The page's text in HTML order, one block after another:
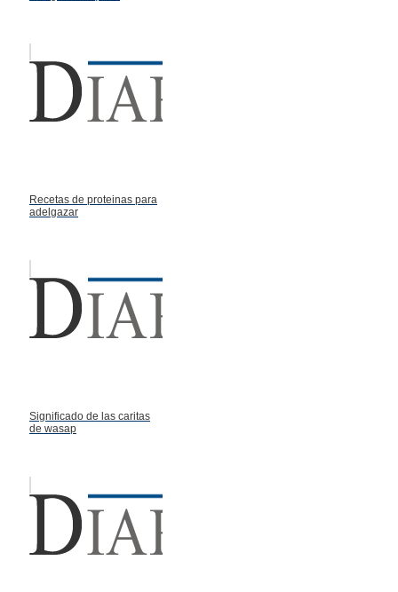
Recetas de proteinas para
adelgazar
Significado de las caritas
de wasap